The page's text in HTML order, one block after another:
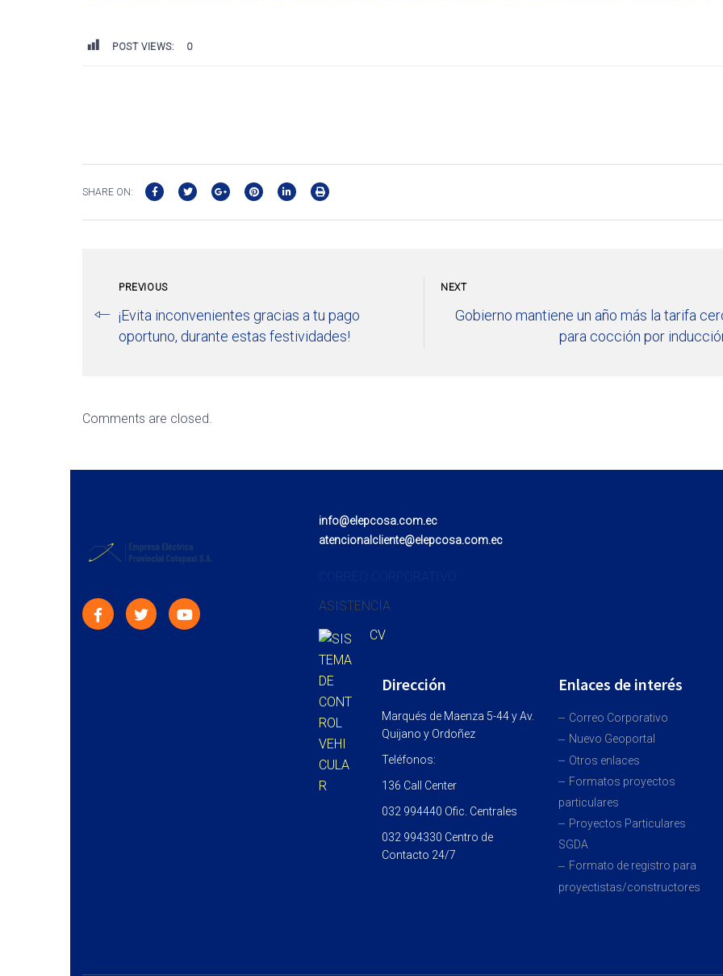
POST VIEWS: 0
SHARE ON:
PREVIOUS
¡Evita inconvenientes gracias a tu pago
oportuno, durante estas festividades!
NEXT
Gobierno mantiene un año más la tarifa
para cocción por
Comments are closed.
info@elepcosa.com.ec
atencionalcliente@elepcosa.com.ec
ASISTENCIA
CV
Dirección
Marqués de Maenza 5-44 y Av.
Quijano y Ordoñez
Teléfonos:
136 Call Center
032 994440 Ofic. Centrales
032 994330 Centro de
Contacto 24/7
Enlaces de interés
Correo Corporativo
Nuevo Geoportal
Otros enlaces
Formatos proyectos
particulares
Proyectos Particulares
SGDA
Formato de registro para
proyectistas/constructores